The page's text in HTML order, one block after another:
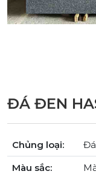
ĐÁ ĐEN
Chủng loại:
Màu sắc: